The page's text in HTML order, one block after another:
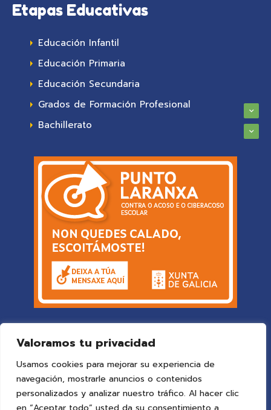
Valoramos tu privacidad
Usamos cookies para mejorar su experiencia de
navegación, mostrarle anuncios o contenidos
personalizados y analizar nuestro tráfico. Al hacer clic
Etapas Educativas
Educación Infantil
Educación Primaria
Educación Secundaria
Grados de Formación Profesional
Bachillerato